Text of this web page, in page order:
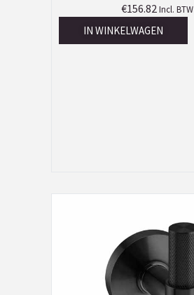
€156.82 Incl. BTW
IN WINKELWAGEN